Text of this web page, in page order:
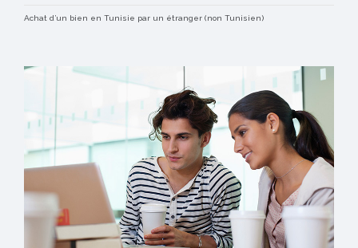
Achat d’un bien en Tunisie par un étranger (non Tunisien)